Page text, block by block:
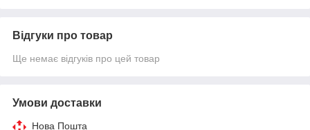
Відгуки про товар
Ще немає відгуків про цей товар
Умови доставки
Нова Пошта